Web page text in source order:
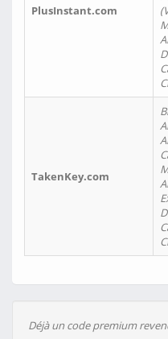
PlusInstant.com
TakenKey.com
Déjà un code premium